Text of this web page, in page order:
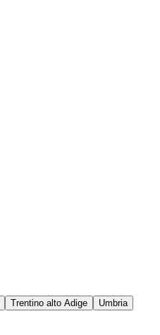
Trentino alto Adige
Umbria